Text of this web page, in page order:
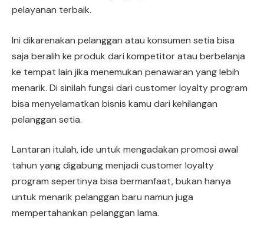
pelayanan terbaik.
Ini dikarenakan pelanggan atau konsumen setia bisa
saja beralih ke produk dari kompetitor atau berbelanja
ke tempat lain jika menemukan penawaran yang lebih
menarik. Di sinilah fungsi dari customer loyalty program
bisa menyelamatkan bisnis kamu dari kehilangan
pelanggan setia.
Lantaran itulah, ide untuk mengadakan promosi awal
tahun yang digabung menjadi customer loyalty
program sepertinya bisa bermanfaat, bukan hanya
untuk menarik pelanggan baru namun juga
mempertahankan pelanggan lama.